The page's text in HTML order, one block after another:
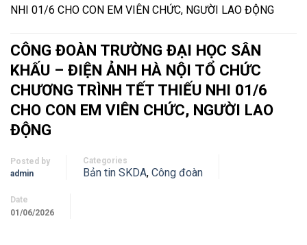
NHI 01/6 CHO CON EM VIÊN CHỨC, NGƯỜI LAO ĐỘNG
CÔNG ĐOÀN TRƯỜNG ĐẠI HỌC SÂN
KHẤU – ĐIỆN ẢNH HÀ NỘI TỔ CHỨC
CHƯƠNG TRÌNH TẾT THIẾU NHI 01/6
CHO CON EM VIÊN CHỨC, NGƯỜI LAO
ĐỘNG
Posted by
admin
Categories
Bản tin SKDA, Công đoàn
Date
01/06/2026